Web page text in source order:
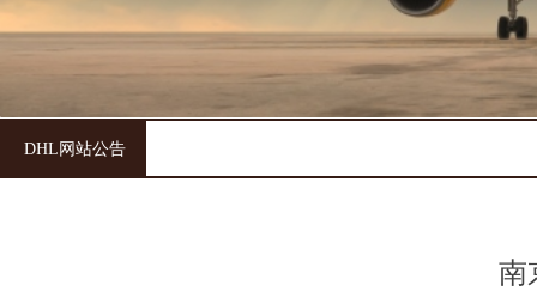
DHL网站公告
南